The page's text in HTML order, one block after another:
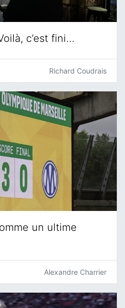
c’est fini…
Richard Coudrais
un ultime
Alexandre Charrier